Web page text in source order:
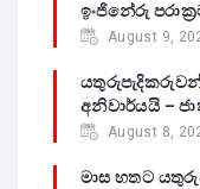
ඉංජිනේරු
August 9,
අනිවාර්යයි –
August 8,
මාස හතට